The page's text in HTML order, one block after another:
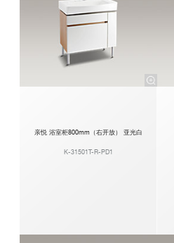
亲悦 浴室柜800mm（右开放） 亚光白
K-31501T-R-PD1